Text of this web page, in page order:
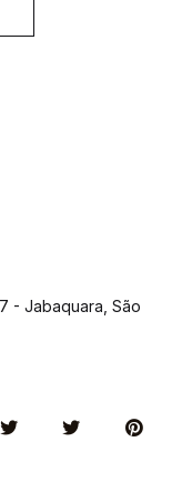
- Jabaquara, São
Twitter Twitter